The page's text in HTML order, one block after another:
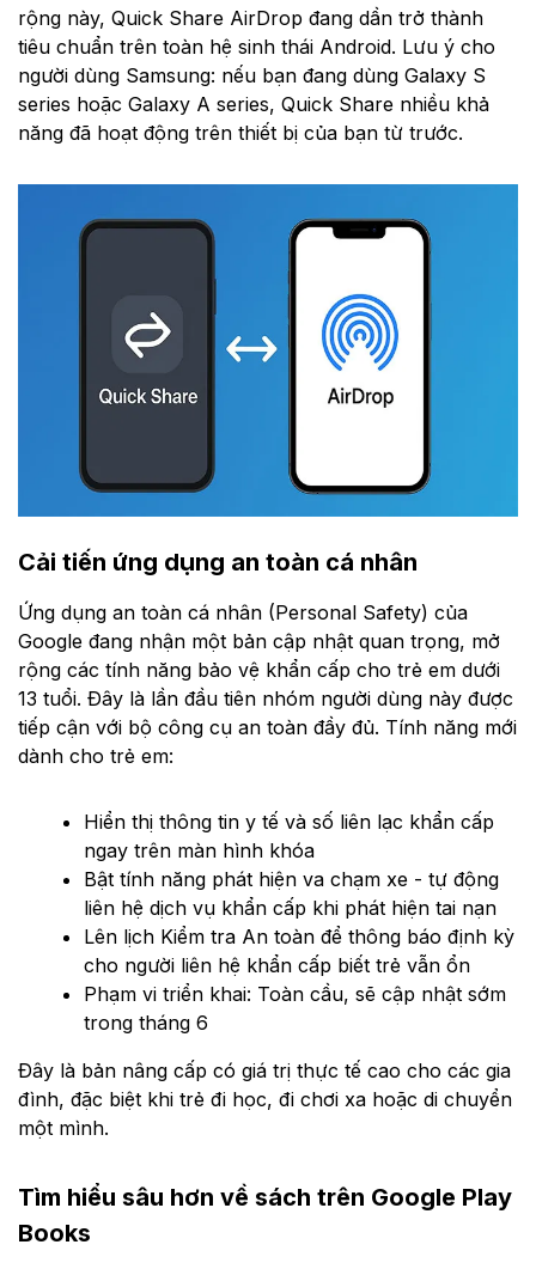
rộng này, Quick Share AirDrop đang dần trở thành
tiêu chuẩn trên toàn hệ sinh thái Android. Lưu ý cho
người dùng Samsung: nếu bạn đang dùng Galaxy S
series hoặc Galaxy A series, Quick Share nhiều khả
năng đã hoạt động trên thiết bị của bạn từ trước.
Cải tiến ứng dụng an toàn cá nhân
Ứng dụng an toàn cá nhân (Personal Safety) của
Google đang nhận một bản cập nhật quan trọng, mở
rộng các tính năng bảo vệ khẩn cấp cho trẻ em dưới
13 tuổi. Đây là lần đầu tiên nhóm người dùng này được
tiếp cận với bộ công cụ an toàn đầy đủ. Tính năng mới
dành cho trẻ em:
Hiển thị thông tin y tế và số liên lạc khẩn cấp
ngay trên màn hình khóa
Bật tính năng phát hiện va chạm xe - tự động
liên hệ dịch vụ khẩn cấp khi phát hiện tai nạn
Lên lịch Kiểm tra An toàn để thông báo định kỳ
cho người liên hệ khẩn cấp biết trẻ vẫn ổn
Phạm vi triển khai: Toàn cầu, sẽ cập nhật sớm
trong tháng 6
Đây là bản nâng cấp có giá trị thực tế cao cho các gia
đình, đặc biệt khi trẻ đi học, đi chơi xa hoặc di chuyển
một mình.
Tìm hiểu sâu hơn về sách trên Google Play
Books